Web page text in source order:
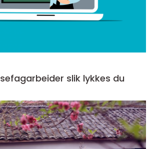
Fagprøve helsefagarbeider slik lykkes du